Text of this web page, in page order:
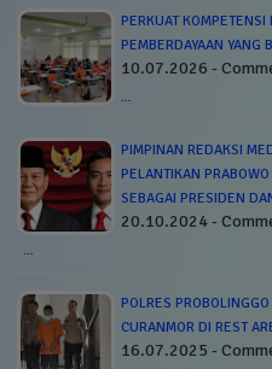
PERKUAT
PEMBERDAYAAN YANG
10.07.2026 -
…
PIMPINAN REDAKSI
PELANTIKAN
SEBAGAI PRESIDEN
20.10.2024 -
…
POLRES
CURANMOR DI REST
16.07.2025 -